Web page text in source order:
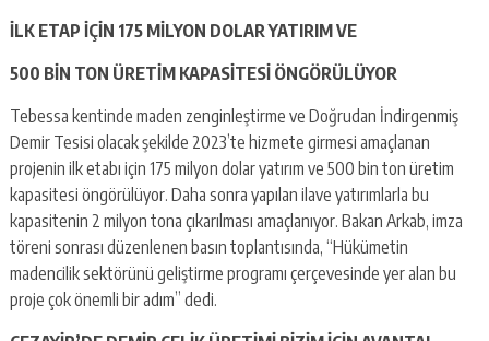
İLK ETAP İÇİN 175 MİLYON DOLAR YATIRIM VE
500 BİN TON ÜRETİM KAPASİTESİ ÖNGÖRÜLÜYOR
Tebessa kentinde maden zenginleştirme ve Doğrudan İndirgenmiş
Demir Tesisi olacak şekilde 2023’te hizmete girmesi amaçlanan
projenin ilk etabı için 175 milyon dolar yatırım ve 500 bin ton üretim
kapasitesi öngörülüyor. Daha sonra yapılan ilave yatırımlarla bu
kapasitenin 2 milyon tona çıkarılması amaçlanıyor. Bakan Arkab, imza
töreni sonrası düzenlenen basın toplantısında, “Hükümetin
madencilik sektörünü geliştirme programı çerçevesinde yer alan bu
proje çok önemli bir adım” dedi.